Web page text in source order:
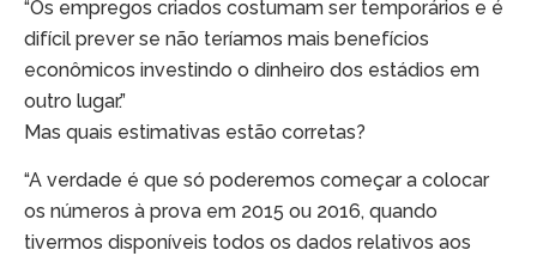
“Os empregos criados costumam ser temporários e é
difícil prever se não teríamos mais benefícios
econômicos investindo o dinheiro dos estádios em
outro lugar.”
Mas quais estimativas estão corretas?
“A verdade é que só poderemos começar a colocar
os números à prova em 2015 ou 2016, quando
tivermos disponíveis todos os dados relativos aos